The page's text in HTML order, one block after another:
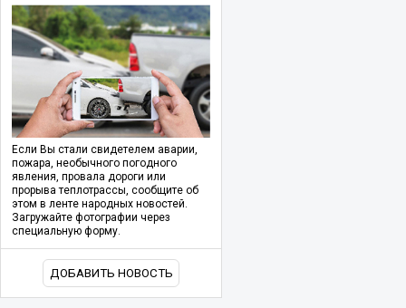
Если Вы стали свидетелем аварии,
пожара, необычного погодного
явления, провала дороги или
прорыва теплотрассы, сообщите об
этом в ленте народных новостей.
Загружайте фотографии через
специальную форму.
ДОБАВИТЬ НОВОСТЬ